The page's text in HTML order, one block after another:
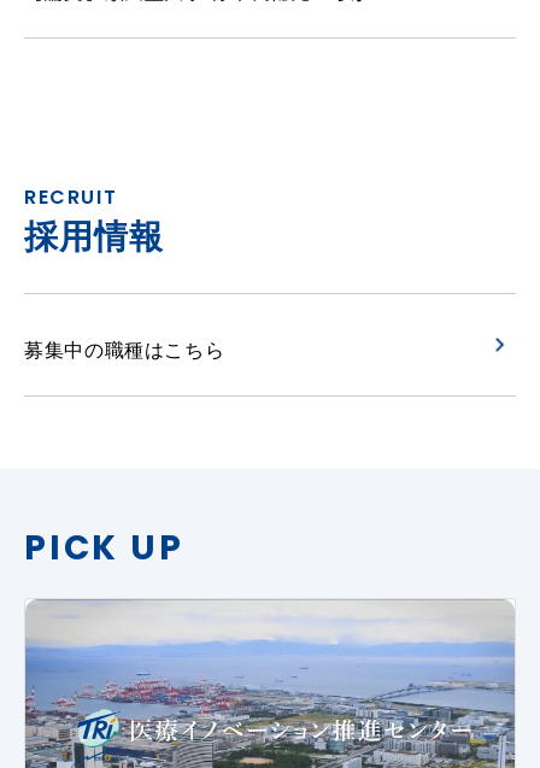
RECRUIT
採用情報
募集中の職種はこちら
PICK UP